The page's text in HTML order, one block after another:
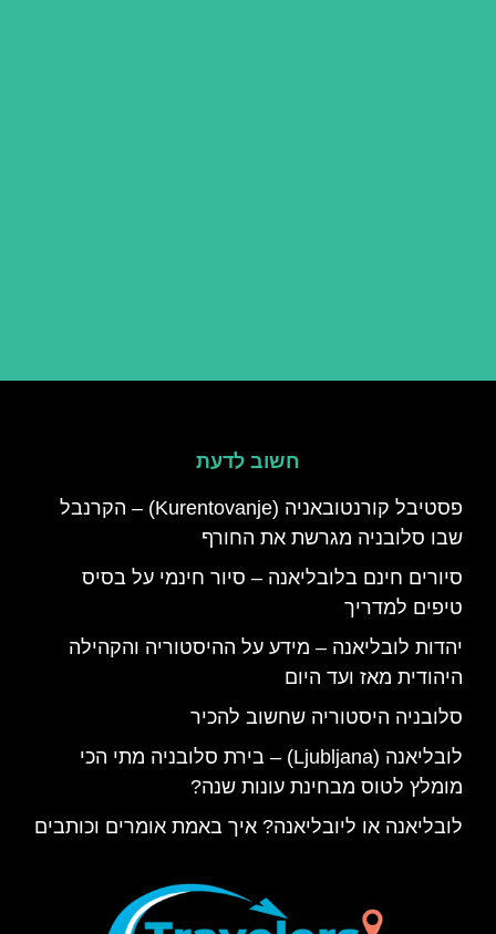
חשוב לדעת
פסטיבל קורנטובאניה (Kurentovanje) – הקרנבל
שבו סלובניה מגרשת את החורף
סיורים חינם בלובליאנה – סיור חינמי על בסיס
טיפים למדריך
יהדות לובליאנה – מידע על ההיסטוריה והקהילה
היהודית מאז ועד היום
סלובניה היסטוריה שחשוב להכיר
לובליאנה (Ljubljana) – בירת סלובניה מתי הכי
מומלץ לטוס מבחינת עונות שנה?
לובליאנה או ליובליאנה? איך באמת אומרים וכותבים